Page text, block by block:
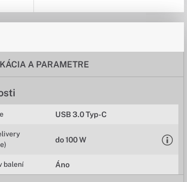
A PARAMETRE
USB 3.0 Typ-C
do 100 W
balení Áno